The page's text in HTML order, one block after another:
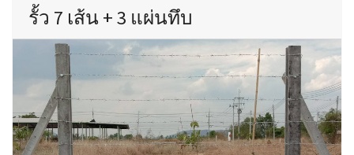
รั้ว 7 เส้น + 3 แผ่นทึบ